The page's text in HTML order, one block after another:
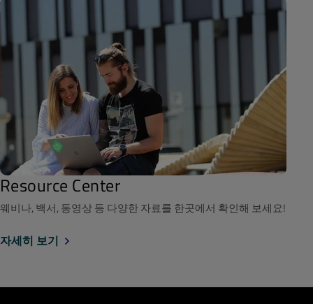
Resource Center
웨비나, 백서, 동영상 등 다양한 자료를 한곳에서 확인해 보세요!
자세히 보기